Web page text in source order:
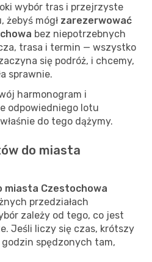
wybór tras i przejrzyste
żebyś mógł zarezerwować
bez niepotrzebnych
trasa i termin — wszystko
się podróż, i chcemy,
sprawnie.
harmonogram i
odpowiedniego lotu
do tego dążymy.
do miasta
miasta Czestochowa
przedziałach
zależy od tego, co jest
Jeśli liczy się czas, krótszy
spędzonych tam,